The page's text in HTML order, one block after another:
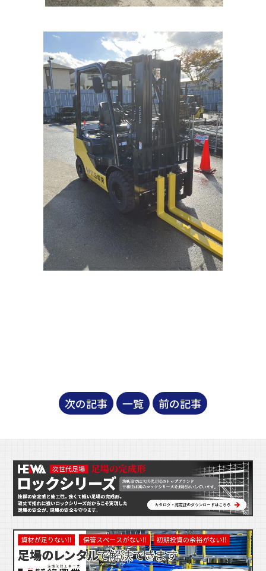
次の記事 一覧 前の記事